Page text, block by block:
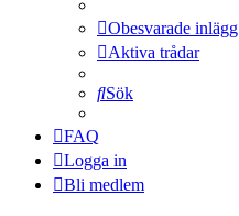
Obesvarade inlägg
Aktiva trådar
Sök
FAQ
Logga in
Bli medlem